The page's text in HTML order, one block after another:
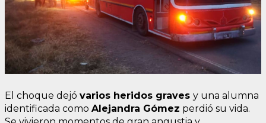
El choque dejó varios heridos graves y una alumna
identificada como Alejandra Gómez perdió su vida.